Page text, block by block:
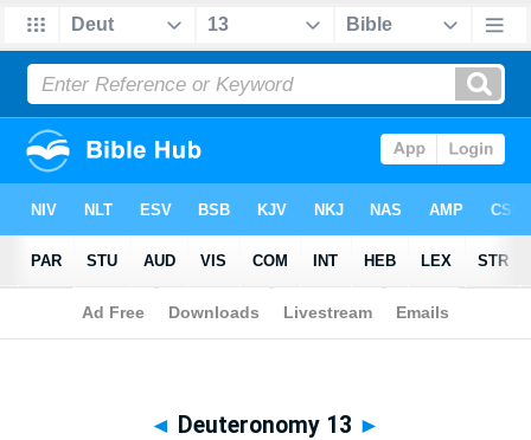
Biblia>Russian koi8r> Deuteronomy 13
◄ Deuteronomy 13 ►